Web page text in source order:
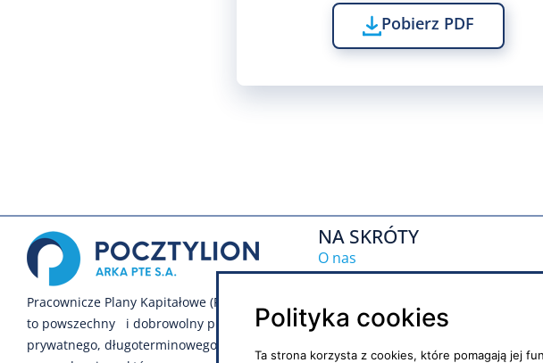
Pobierz PDF
Pracownicze Plany Kapitałowe (PPK)
to powszechny i dobrowolny program
prywatnego, długoterminowego
NA SKRÓTY
O nas
Notowania
Polityka cookies
Ta strona korzysta z cookies, które pomagają jej